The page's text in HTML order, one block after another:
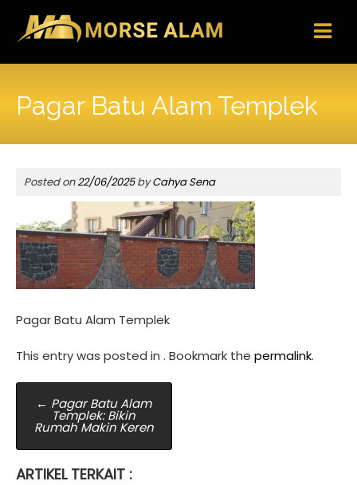
content
Pagar Batu Alam Templek
Posted on22/06/2025byCahya Sena
Pagar Batu Alam Templek
This entry was posted in . Bookmark the permalink.
Post
navigation
← Pagar Batu Alam
Templek: Bikin
Rumah Makin Keren
ARTIKEL TERKAIT :